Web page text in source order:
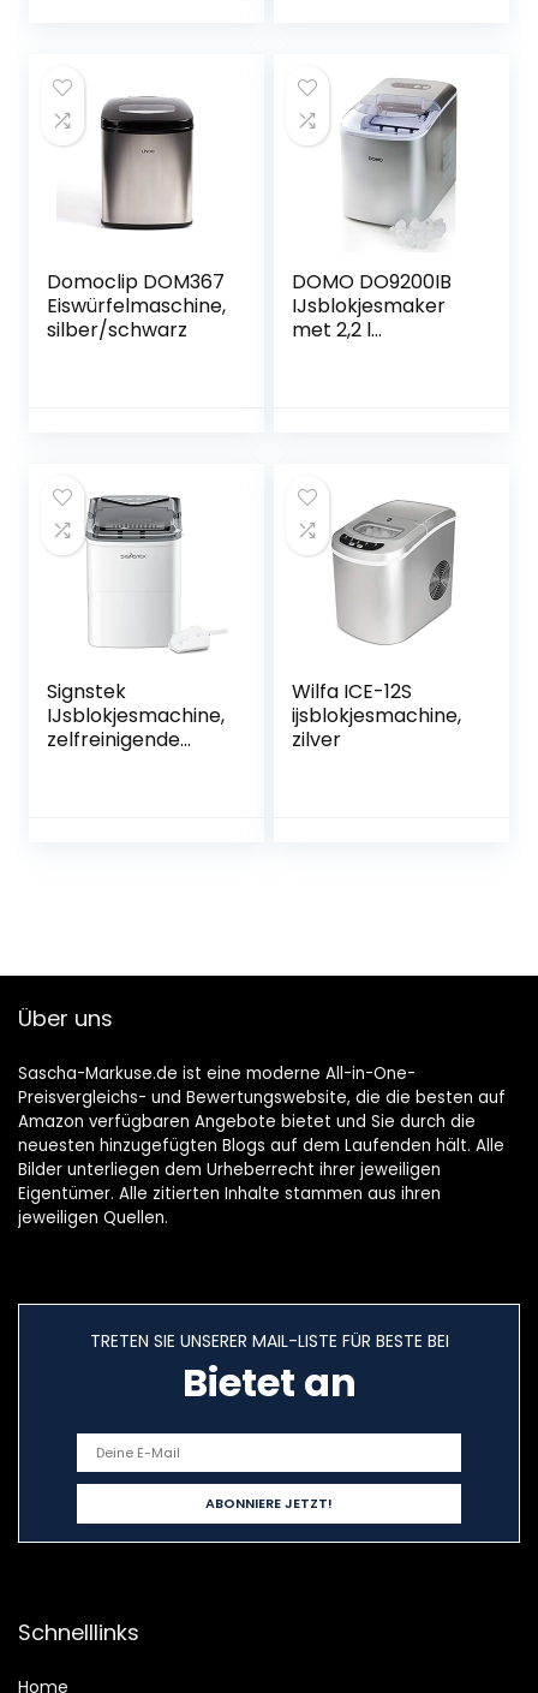
Domoclip DOM367
Eiswürfelmaschine,
silber/schwarz
DOMO DO9200IB
IJsblokjesmaker
met 2,2 l
Signstek
IJsblokjesmachine,
zelfreinigende
Wilfa ICE-12S
ijsblokjesmachine,
zilver
Über uns
Sascha-Markuse.de ist eine moderne All-in-One-
Preisvergleichs- und Bewertungswebsite, die die besten auf
Amazon verfügbaren Angebote bietet und Sie durch die
neuesten hinzugefügten Blogs auf dem Laufenden hält. Alle
Bilder unterliegen dem Urheberrecht ihrer jeweiligen
Eigentümer. Alle zitierten Inhalte stammen aus ihren
jeweiligen Quellen.
TRETEN SIE UNSERER MAIL-LISTE FÜR BESTE BEI
Bietet an
Schnelllinks
Home